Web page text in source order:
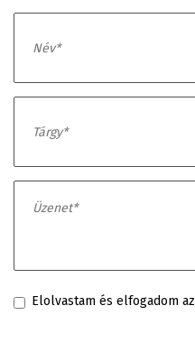
Elolvastam és elfogadom az